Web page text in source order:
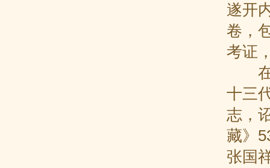
遂开
卷，
考证
在
十三
志，
藏》
张国